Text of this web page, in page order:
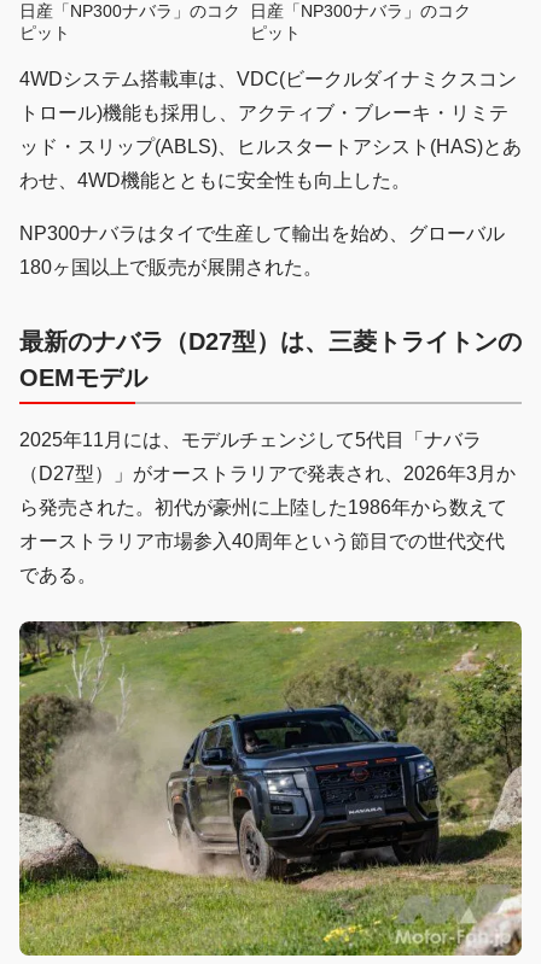
日産「NP300ナバラ」のコク
ピット
日産「NP300ナバラ」のコク
ピット
4WDシステム搭載車は、VDC(ビークルダイナミクスコン
トロール)機能も採用し、アクティブ・ブレーキ・リミテ
ッド・スリップ(ABLS)、ヒルスタートアシスト(HAS)とあ
わせ、4WD機能とともに安全性も向上した。
NP300ナバラはタイで生産して輸出を始め、グローバル
180ヶ国以上で販売が展開された。
最新のナバラ（D27型）は、三菱トライトンの
OEMモデル
2025年11月には、モデルチェンジして5代目「ナバラ
（D27型）」がオーストラリアで発表され、2026年3月か
ら発売された。初代が豪州に上陸した1986年から数えて
オーストラリア市場参入40周年という節目での世代交代
である。